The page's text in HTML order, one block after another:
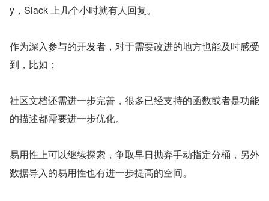
y，Slack 上几个小时就有人回复。
作为深入参与的开发者，对于需要改进的地方也能及时感受
到，比如：
社区文档还需进一步完善，很多已经支持的函数或者是功能
的描述都需要进一步优化。
易用性上可以继续探索，争取早日抛弃手动指定分桶，另外
数据导入的易用性也有进一步提高的空间。